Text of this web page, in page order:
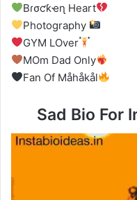
Bɾσƈƙҽɳ Heart
Photography
GYM LOver
MOm Dad Only
Fan Of Måhåkål
Sad Bio For